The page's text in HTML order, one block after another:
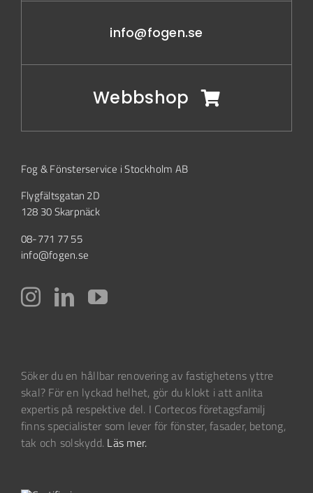
info@fogen.se
Webbshop
Fog & Fönsterservice i Stockholm AB
Flygfältsgatan 2D
128 30 Skarpnäck
08-771 77 55
info@fogen.se
Söker du en hållbar renovering av fastighetens yttre
skal? För en lyckad helhet, gör du klokt i att anlita
expertis på respektive del. I Cortecos företagsfamilj
finns specialister som lever för fönster, fasader, betong,
tak och solskydd. Läs mer.